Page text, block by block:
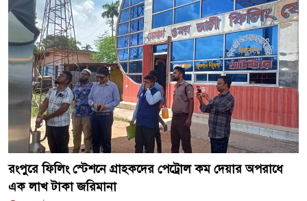
রংপুরে ফিলিং স্টেশনে গ্রাহকদের পেট্রোল কম দেয়ার অপরাধে
এক লাখ টাকা জরিমানা